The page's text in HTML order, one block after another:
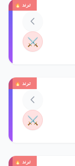
ترند 🔥
⚔️
ترند 🔥
⚔️
ترند 🔥